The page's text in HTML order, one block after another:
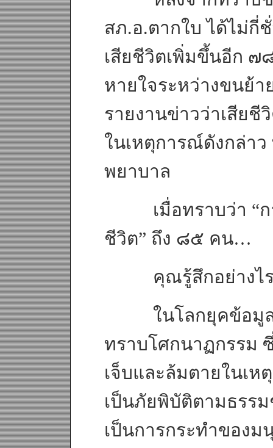
สภ.อ.ตากใบ ได้ไม่กี่
เสียชีวิตเพิ่มขึ้นอีก ๗
หายใจระหว่างขนย้
รายงานข่าวว่าเสียชี
ในเหตุการณ์ดังกล่าว
พยาบาล
เมื่อทราบว่า “กา
ชีวิต” ถึง ๘๕ คน…
คุณรู้สึกอย่างไร
ในโลกยุคข้อมูลข่
ทราบโศกนาฏกรรม
เจ็บและล้มตายในเ
เป็นภัยพิบัติตามธรร
เป็นการกระทำของม